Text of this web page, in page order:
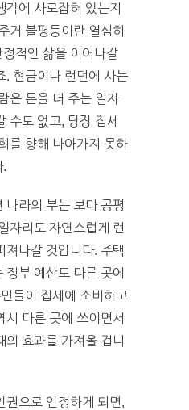
각에 사로잡혀 있는지
거 불평등이란 열심히
적인 삶을 이어나갈
. 현금이나 런던에 사는
은 돈을 더 주는 일자
수도 없고, 당장 집세
를 향해 나아가지 못하
.
나라의 부는 보다 공평
자리도 자연스럽게 런
져나갈 것입니다. 주택
정부 예산도 다른 곳에
들이 집세에 소비하고
시 다른 곳에 쓰이면서
의 효과를 가져올 겁니
권으로 인정하게 되면,